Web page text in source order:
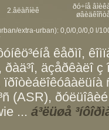
2.âëàñíèê
ðó÷íå
extra-urban): 0,0/0,0/0,0 l/
êåðìî,
äçåðêàëî ç
(ASR),
... á³ëüøå